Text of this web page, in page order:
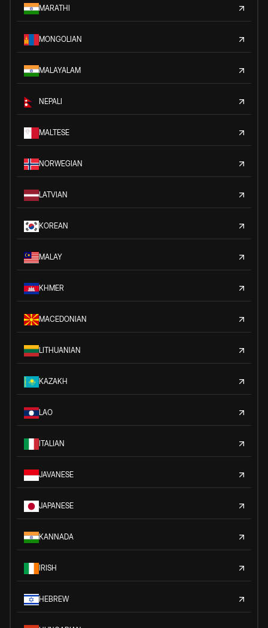
MARATHI
MONGOLIAN
MALAYALAM
NEPALI
MALTESE
NORWEGIAN
LATVIAN
KOREAN
MALAY
KHMER
MACEDONIAN
LITHUANIAN
KAZAKH
LAO
ITALIAN
JAVANESE
JAPANESE
KANNADA
IRISH
HEBREW